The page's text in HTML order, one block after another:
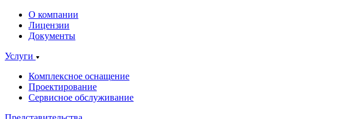
О компании
Лицензии
Документы
Услуги
Комплексное оснащение
Проектирование
Сервисное обслуживание